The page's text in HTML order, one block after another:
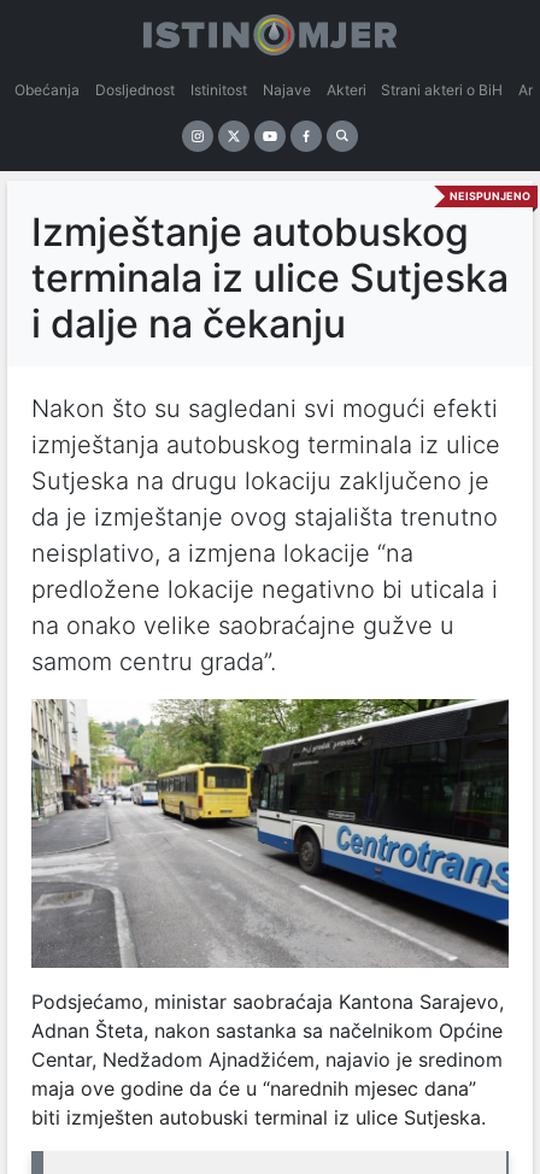
Obećanja Dosljednost Istinitost Najave Akteri Strani akteri o BiH
NEISPUNJENO
Izmještanje autobuskog
terminala iz ulice Sutjeska
i dalje na čekanju
Nakon što su sagledani svi mogući efekti
izmještanja autobuskog terminala iz ulice
Sutjeska na drugu lokaciju zaključeno je
da je izmještanje ovog stajališta trenutno
neisplativo, a izmjena lokacije “na
predložene lokacije negativno bi uticala i
na onako velike saobraćajne gužve u
samom centru grada”.
Podsjećamo, ministar saobraćaja Kantona Sarajevo,
Adnan Šteta, nakon sastanka sa načelnikom Općine
Centar, Nedžadom Ajnadžićem, najavio je sredinom
maja ove godine da će u “narednih mjesec dana”
biti izmješten autobuski terminal iz ulice Sutjeska.